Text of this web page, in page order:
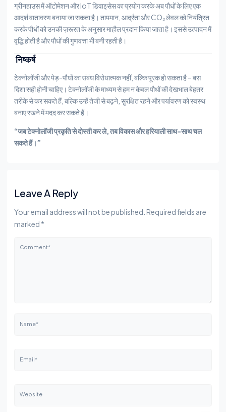
ग्रीनहाउस में ऑटोमेशन और IoT डिवाइसेस का प्रयोग करके अब पौधों के लिए एक
आदर्श वातावरण बनाया जा सकता है। तापमान, आर्द्रता और CO₂ लेवल को नियंत्रित
करके पौधों को उनकी ज़रूरत के अनुसार माहौल प्रदान किया जाता है। इससे उत्पादन में
वृद्धि होती है और पौधों की गुणवत्ता भी बनी रहती है।
निष्कर्ष
टेक्नोलॉजी और पेड़-पौधों का संबंध विरोधात्मक नहीं, बल्कि पूरक हो सकता है – बस
दिशा सही होनी चाहिए। टेक्नोलॉजी के माध्यम से हम न केवल पौधों की देखभाल बेहतर
तरीके से कर सकते हैं, बल्कि उन्हें तेजी से बढ़ने, सुरक्षित रहने और पर्यावरण को स्वस्थ
बनाए रखने में मदद कर सकते हैं।
“जब टेक्नोलॉजी प्रकृति से दोस्ती कर ले, तब विकास और हरियाली साथ-साथ चल
सकते हैं।”
Leave A Reply
Your email address will not be published. Required fields are
marked *
Comment*
Name*
Email*
Website